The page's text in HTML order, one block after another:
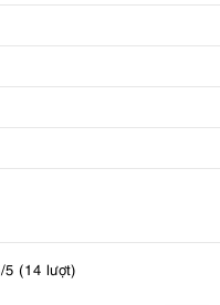
5 (14 lượt)